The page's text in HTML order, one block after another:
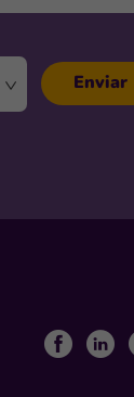
Enviar